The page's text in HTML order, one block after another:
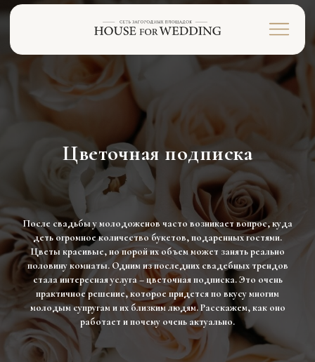
Цветочная подписка
После свадьбы у молодоженов часто возникает вопрос, куда
деть огромное количество букетов, подаренных гостями.
Цветы красивые, но порой их объем может занять реально
половину комнаты. Одним из последних свадебных трендов
стала интересная услуга – цветочная подписка. Это очень
практичное решение, которое придется по вкусу многим
молодым супругам и их близким людям. Расскажем, как оно
работает и почему очень актуально.